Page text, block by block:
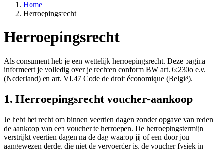
Home
Herroepingsrecht
Herroepingsrecht
Als consument heb je een wettelijk herroepingsrecht. Deze pagina
informeert je volledig over je rechten conform BW art. 6:230o e.v.
(Nederland) en art. VI.47 Code de droit économique (België).
1. Herroepingsrecht voucher-aankoop
Je hebt het recht om binnen veertien dagen zonder opgave van reden
de aankoop van een voucher te herroepen. De herroepingstermijn
verstrijkt veertien dagen na de dag waarop jij of een door jou
aangewezen derde, die niet de vervoerder is, de voucher fysiek in